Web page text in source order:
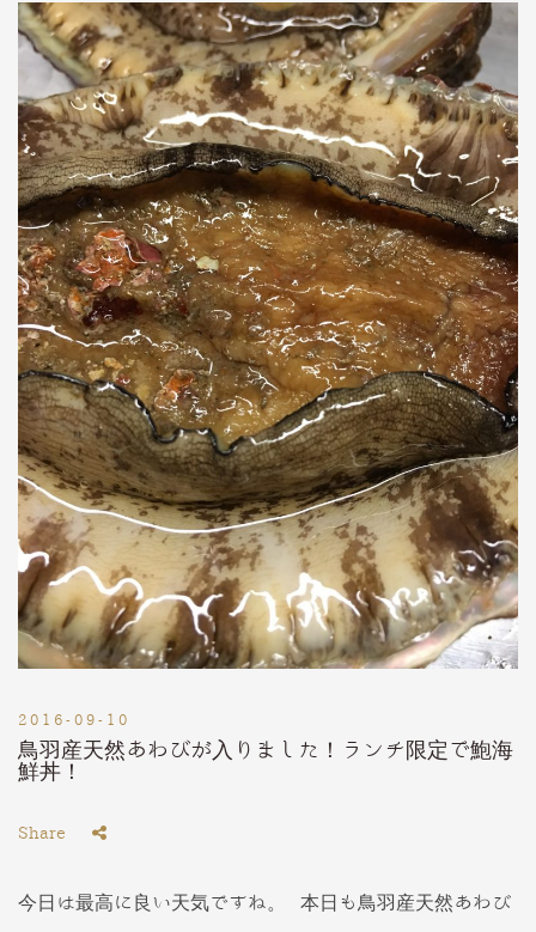
2016-09-10
鳥羽産天然あわびが入りました！ランチ限定で鮑海
鮮丼！
Share
今日は最高に良い天気ですね。 本日も鳥羽産天然あわび